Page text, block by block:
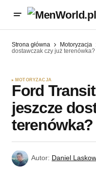
Strona główna Motoryzacja
dostawczak czy już terenówka?
MOTORYZACJA
Ford
jeszcze
terenówka?
Autor: Daniel